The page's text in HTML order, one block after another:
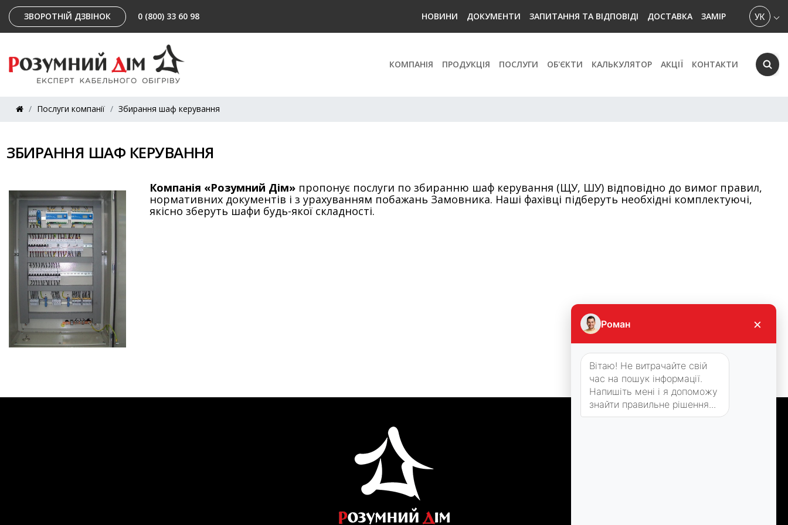
ЗВОРОТНІЙ ДЗВІНОК 0 (800) 33 60 98 НОВИНИ ДОКУМЕНТИ ЗАПИТАННЯ ТА ВІДПОВІДІ ДОСТАВКА ЗАМІР
КОМПАНІЯ ПРОДУКЦІЯ ПОСЛУГИ ОБ'ЄКТИ КАЛЬКУЛЯТОР АКЦІЇ КОНТАКТИ
Послуги компанії Збирання шаф керування
ЗБИРАННЯ ШАФ КЕРУВАННЯ
Компанія «Розумний Дім» пропонує послуги по збиранню шаф керування (ЩУ, ШУ) відповідно до вимог правил,
нормативних документів і з урахуванням побажань Замовника. Наші фахівці підберуть необхідні комплектуючі,
якісно зберуть шафи будь-якої складності.
Роман ×
Вітаю! Не витрачайте свій
час на пошук інформації.
Напишіть мені і я допоможу
знайти правильне рішення...